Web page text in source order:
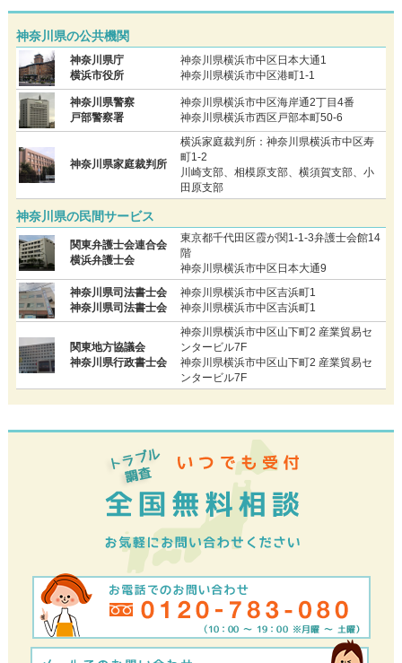
神奈川県の公共機関
神奈川県庁
横浜市役所
神奈川県横浜市中区日本大通1
神奈川県横浜市中区港町1-1
神奈川県警察
戸部警察署
神奈川県横浜市中区海岸通2丁目4番
神奈川県横浜市西区戸部本町50-6
神奈川県家庭裁判所
横浜家庭裁判所：神奈川県横浜市中区寿
町1-2
川崎支部、相模原支部、横須賀支部、小
田原支部
神奈川県の民間サービス
関東弁護士会連合会
横浜弁護士会
東京都千代田区霞が関1-1-3弁護士会館14
階
神奈川県横浜市中区日本大通9
神奈川県司法書士会
神奈川県司法書士会
神奈川県横浜市中区吉浜町1
神奈川県横浜市中区吉浜町1
関東地方協議会
神奈川県行政書士会
神奈川県横浜市中区山下町2 産業貿易セ
ンタービル7F
神奈川県横浜市中区山下町2 産業貿易セ
ンタービル7F